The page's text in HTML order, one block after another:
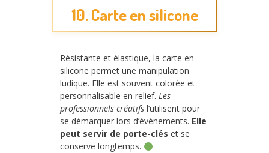
10. Carte en silicone
Résistante et élastique, la carte en
silicone permet une manipulation
ludique. Elle est souvent colorée et
personnalisable en relief. Les
professionnels créatifs l’utilisent pour
se démarquer lors d’événements. Elle
peut servir de porte-clés et se
conserve longtemps.